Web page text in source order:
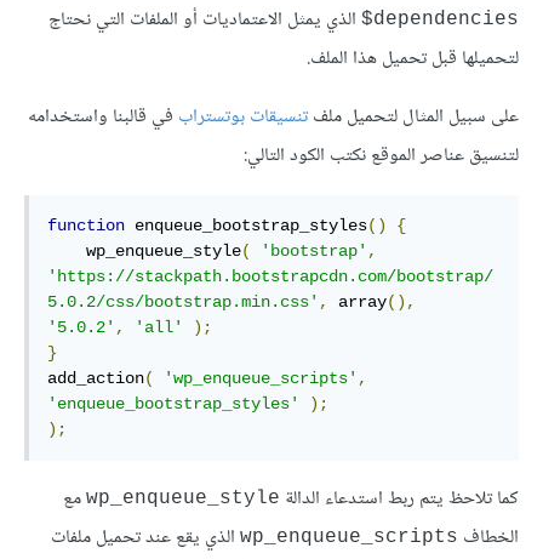
‎$dependencies الذي يمثل الاعتماديات أو الملفات التي نحتاج
لتحميلها قبل تحميل هذا الملف.
على سبيل المثال لتحميل ملفتنسيقات بوتستراب في قالبنا واستخدامه
لتنسيق عناصر الموقع نكتب الكود التالي:
function enqueue_bootstrap_styles()
{
    wp_enqueue_style
( 'bootstrap' ,
'https://stackpath.bootstrapcdn.com/bootstrap/
5.0.2/css/bootstrap.min.css' , array(),
'5.0.2' , 'all'
);
}
add_action( 'wp_enqueue_scripts' ,
'enqueue_bootstrap_styles'
);
);
كما تلاحظ يتم ربط استدعاء الدالة wp_enqueue_style مع
الخطاف wp_enqueue_scripts الذي يقع عند تحميل ملفات